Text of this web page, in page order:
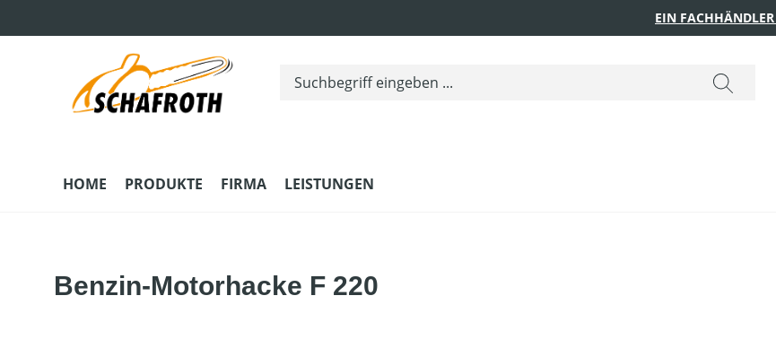
EIN
HOME PRODUKTE FIRMA LEISTUNGEN
Benzin-Motorhacke F 220